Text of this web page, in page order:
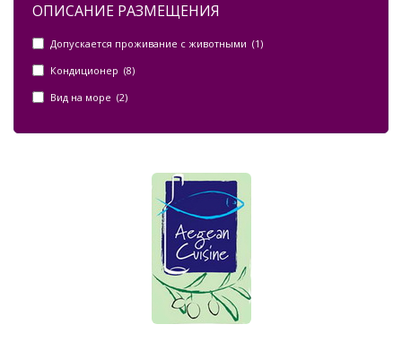
ОПИСАНИЕ РАЗМЕЩЕНИЯ
Допускается проживание с животными (1)
Кондиционер (8)
Вид на море (2)